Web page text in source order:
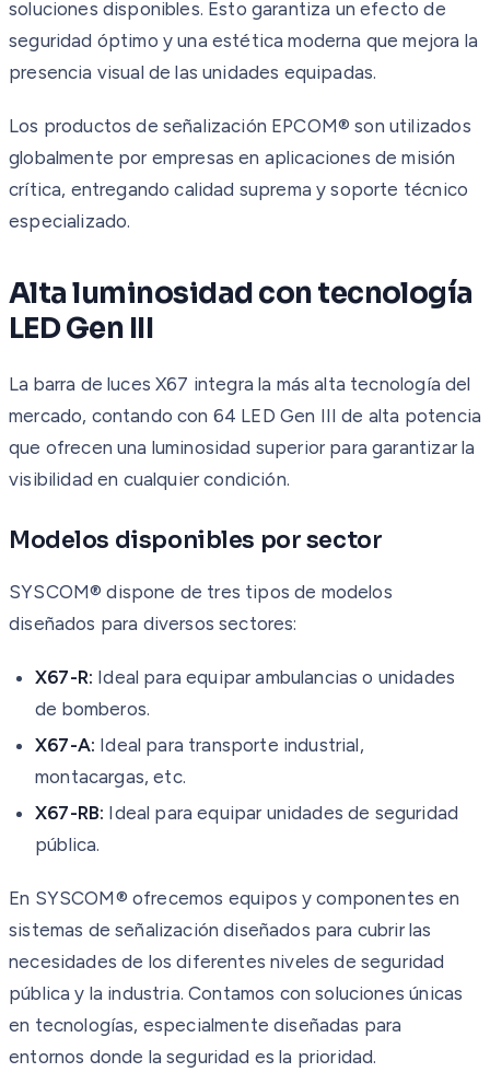
soluciones disponibles. Esto garantiza un efecto de
seguridad óptimo y una estética moderna que mejora la
presencia visual de las unidades equipadas.
Los productos de señalización EPCOM® son utilizados
globalmente por empresas en aplicaciones de misión
crítica, entregando calidad suprema y soporte técnico
especializado.
Alta luminosidad con tecnología
LED Gen III
La barra de luces X67 integra la más alta tecnología del
mercado, contando con 64 LED Gen III de alta potencia
que ofrecen una luminosidad superior para garantizar la
visibilidad en cualquier condición.
Modelos disponibles por sector
SYSCOM® dispone de tres tipos de modelos
diseñados para diversos sectores:
X67-R: Ideal para equipar ambulancias o unidades
de bomberos.
X67-A: Ideal para transporte industrial,
montacargas, etc.
X67-RB: Ideal para equipar unidades de seguridad
pública.
En SYSCOM® ofrecemos equipos y componentes en
sistemas de señalización diseñados para cubrir las
necesidades de los diferentes niveles de seguridad
pública y la industria. Contamos con soluciones únicas
en tecnologías, especialmente diseñadas para
entornos donde la seguridad es la prioridad.